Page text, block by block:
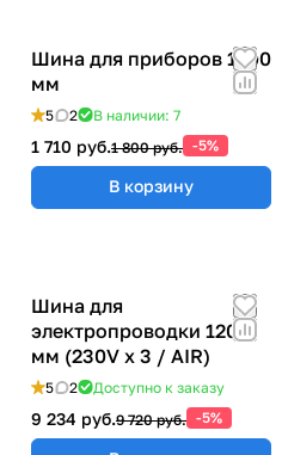
Шина для приборов 1500
мм
5 2 В наличии: 7
1 710 руб.1 800 руб. -5%
В корзину
Шина для
электропроводки 1200
мм (230V x 3 / AIR)
5 2 Доступно к заказу
9 234 руб.9 720 руб. -5%